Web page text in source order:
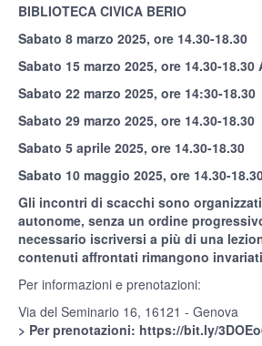
BIBLIOTECA CIVICA BERIO
Sabato 8 marzo 2025, ore 14.30-18.30
Sabato 15 marzo 2025, ore 14.30-18.30
Sabato 22 marzo 2025, ore 14:30-18.30
Sabato 29 marzo 2025, ore 14.30-18.30
Sabato 5 aprile 2025, ore 14.30-18.30
Sabato 10 maggio 2025, ore 14.30-
Gli incontri di scacchi sono
autonome, senza un ordine
necessario iscriversi a più di una
contenuti affrontati rimangono
Per informazioni e prenotazioni:
Via del Seminario 16, 16121 - Genova
> Per prenotazioni: https://bit.ly/